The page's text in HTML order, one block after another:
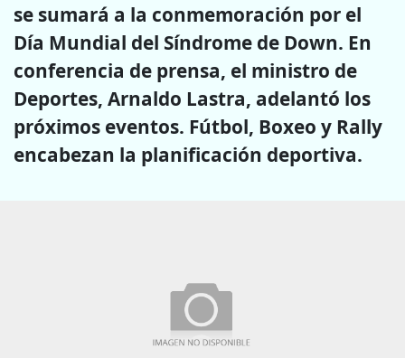
se sumará a la conmemoración por el
Día Mundial del Síndrome de Down. En
conferencia de prensa, el ministro de
Deportes, Arnaldo Lastra, adelantó los
próximos eventos. Fútbol, Boxeo y Rally
encabezan la planificación deportiva.